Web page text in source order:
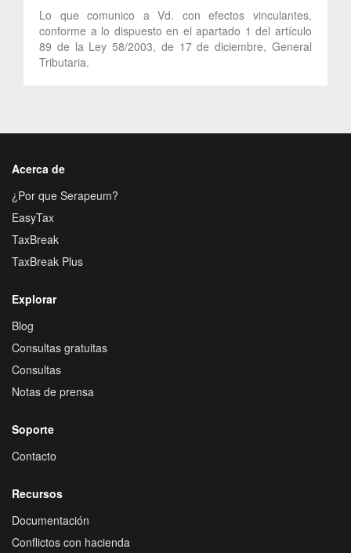
Lo que comunico a Vd. con efectos vinculantes,
conforme a lo dispuesto en el apartado 1 del artículo
89 de la Ley 58/2003, de 17 de diciembre, General
Tributaria.
Acerca de
¿Por que Serapeum?
EasyTax
TaxBreak
TaxBreak Plus
Explorar
Blog
Consultas gratuitas
Consultas
Notas de prensa
Soporte
Contacto
Recursos
Documentación
Conflictos con hacienda